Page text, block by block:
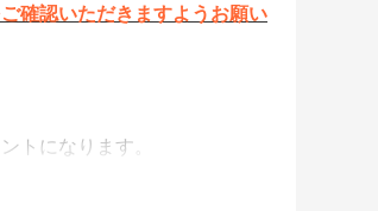
確認いただきますようお願い
トになります。